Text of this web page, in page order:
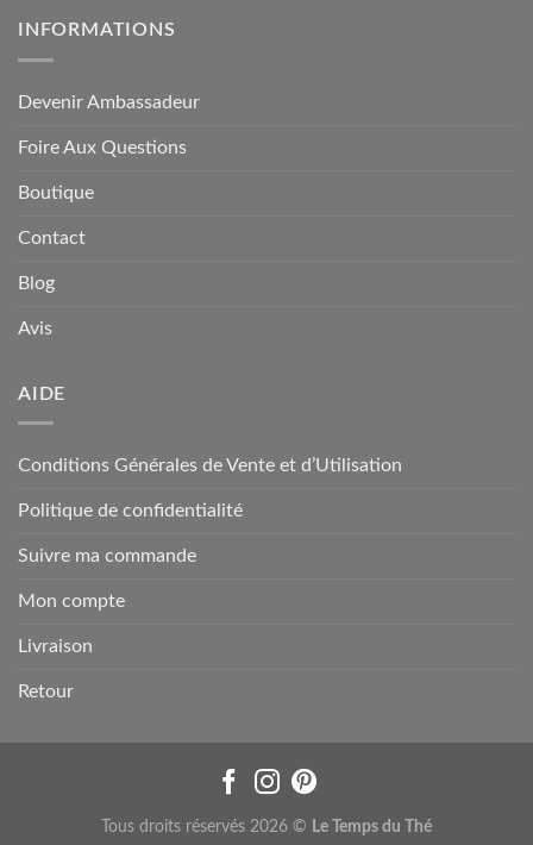
INFORMATIONS
Devenir Ambassadeur
Foire Aux Questions
Boutique
Contact
Blog
Avis
AIDE
Conditions Générales de Vente et d’Utilisation
Politique de confidentialité
Suivre ma commande
Mon compte
Livraison
Retour
Tous droits réservés 2026 © Le Temps du Thé